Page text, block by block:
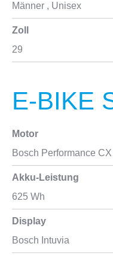
Männer , Unisex
Zoll
29
E-BIKE
Motor
Bosch Performance
Akku-Leistung
625 Wh
Display
Bosch Intuvia